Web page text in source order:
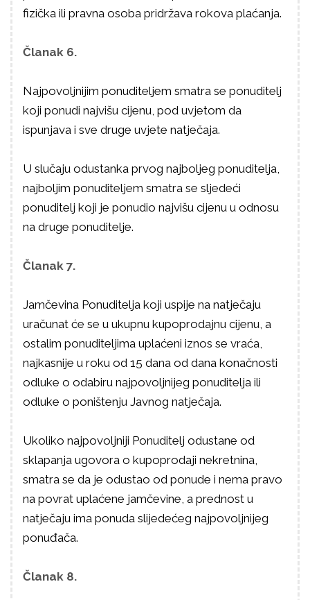
fizička ili pravna osoba pridržava rokova plaćanja.
Članak 6.
Najpovoljnijim ponuditeljem smatra se ponuditelj
koji ponudi najvišu cijenu, pod uvjetom da
ispunjava i sve druge uvjete natječaja.
U slučaju odustanka prvog najboljeg ponuditelja,
najboljim ponuditeljem smatra se sljedeći
ponuditelj koji je ponudio najvišu cijenu u odnosu
na druge ponuditelje.
Članak 7.
Jamčevina Ponuditelja koji uspije na natječaju
uračunat će se u ukupnu kupoprodajnu cijenu, a
ostalim ponuditeljima uplaćeni iznos se vraća,
najkasnije u roku od 15 dana od dana konačnosti
odluke o odabiru najpovoljnijeg ponuditelja ili
odluke o poništenju Javnog natječaja.
Ukoliko najpovoljniji Ponuditelj odustane od
sklapanja ugovora o kupoprodaji nekretnina,
smatra se da je odustao od ponude i nema pravo
na povrat uplaćene jamčevine, a prednost u
natječaju ima ponuda slijedećeg najpovoljnijeg
ponuđača.
Članak 8.